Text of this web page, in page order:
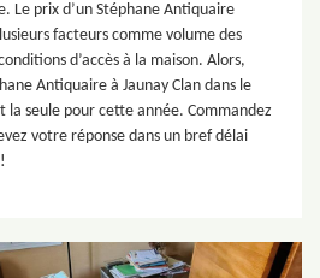
Le prix d’un Stéphane Antiquaire
facteurs comme volume des
d’accès à la maison. Alors,
Antiquaire à Jaunay Clan dans le
la seule pour cette année. Commandez
votre réponse dans un bref délai